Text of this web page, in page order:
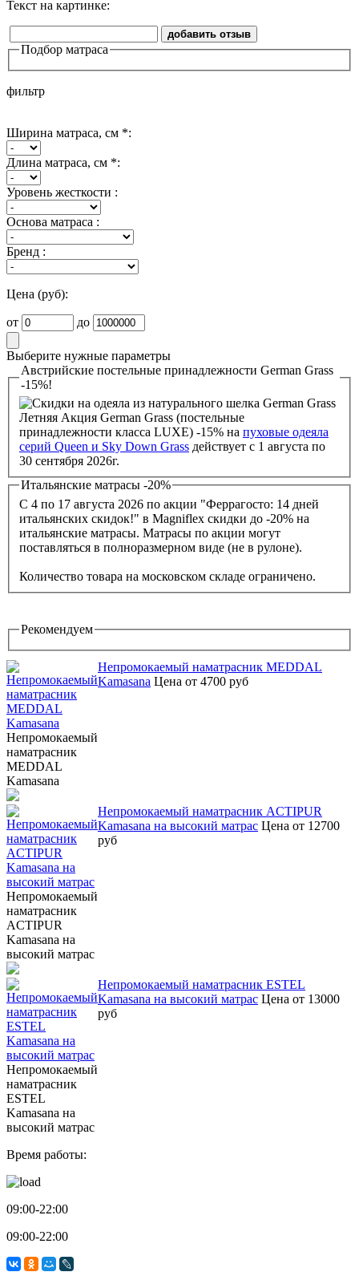
Текст на картинке:
добавить отзыв
Подбор матраса
фильтр
Ширина матраса, см *:
Длина матраса, см *:
Уровень жесткости :
Основа матраса :
Бренд :
Цена (руб):
от до
Выберите нужные параметры
Австрийские постельные принадлежности German Grass
-15%!
Летняя Акция German Grass (постельные
принадлежности класса LUXE) -15% на пуховые одеяла
серий Queen и Sky Down Grass действует с 1 августа по
30 сентября 2026г.
Итальянские матрасы -20%
С 4 по 17 августа 2026 по акции "Феррагосто: 14 дней
итальянских скидок!" в Magniflex скидки до -20% на
итальянские матрасы. Матрасы по акции могут
поставляться в полноразмерном виде (не в рулоне).
Количество товара на московском складе ограничено.
Рекомендуем
Непромокаемый
наматрасник
MEDDAL
Kamasana
Непромокаемый наматрасник MEDDAL
Kamasana Цена от 4700 руб
Непромокаемый
наматрасник
ACTIPUR
Kamasana на
высокий матрас
Непромокаемый наматрасник ACTIPUR
Kamasana на высокий матрас Цена от 12700
руб
Непромокаемый
наматрасник
ESTEL
Kamasana на
высокий матрас
Непромокаемый наматрасник ESTEL
Kamasana на высокий матрас Цена от 13000
руб
Время работы:
09:00-22:00
09:00-22:00